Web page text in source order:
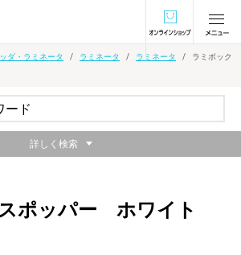
オンラインショ
ダ・ラミネータ ラミネータ ラミネータ
ラミボック
ポッパー ホワイト
詳しく検索